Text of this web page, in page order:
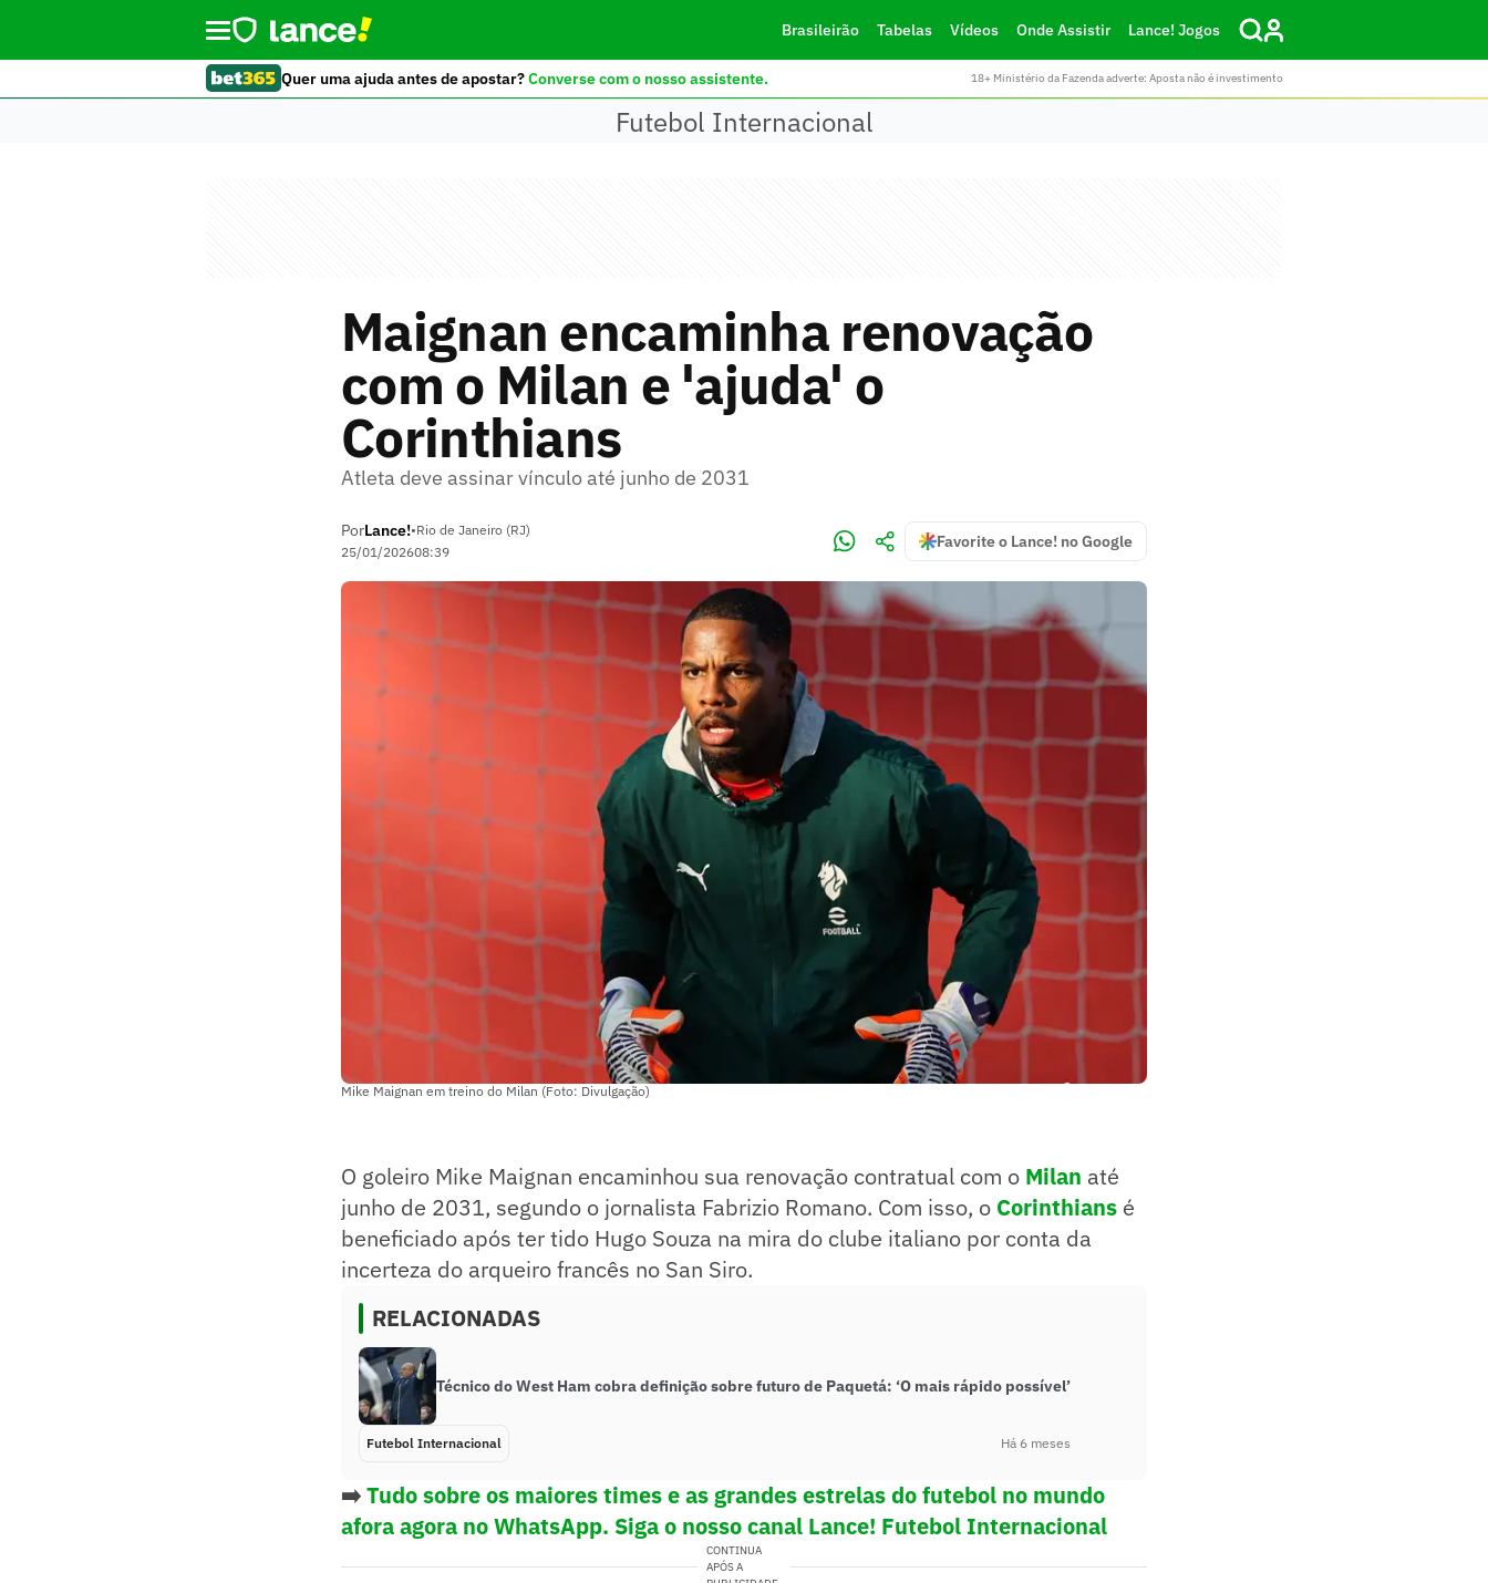
Brasileirão Tabelas Vídeos Onde Assistir Lance! Jogos
Quer uma ajuda antes de apostar?Converse com o nosso assistente. 18+ Ministério da Fazenda adverte: Aposta não é investimento
Futebol Internacional
Maignan encaminha renovação
com o Milan e 'ajuda' o
Corinthians
Atleta deve assinar vínculo até junho de 2031
PorLance!•Rio de Janeiro (RJ)
25/01/202608:39
Favorite o Lance! no Google
Mike Maignan em treino do Milan (Foto: Divulgação)
O goleiro Mike Maignan encaminhou sua renovação contratual com o Milan até
junho de 2031, segundo o jornalista Fabrizio Romano. Com isso, o Corinthians é
beneficiado após ter tido Hugo Souza na mira do clube italiano por conta da
incerteza do arqueiro francês no San Siro.
RELACIONADAS
Técnico do West Ham cobra definição sobre futuro de Paquetá: ‘O mais rápido possível’
Futebol Internacional Há 6 meses
➡️Tudo sobre os maiores times e as grandes estrelas do futebol no mundo
afora agora no WhatsApp. Siga o nosso canal Lance! Futebol Internacional
CONTINUA
APÓS A